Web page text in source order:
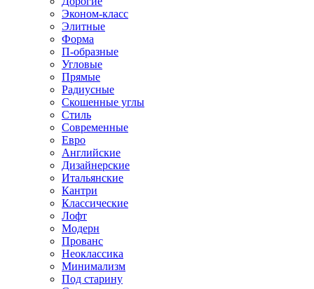
Эконом-класс
Элитные
Форма
П-образные
Угловые
Прямые
Радиусные
Скошенные углы
Стиль
Современные
Евро
Английские
Дизайнерские
Итальянские
Кантри
Классические
Лофт
Модерн
Прованс
Неоклассика
Минимализм
Под старину